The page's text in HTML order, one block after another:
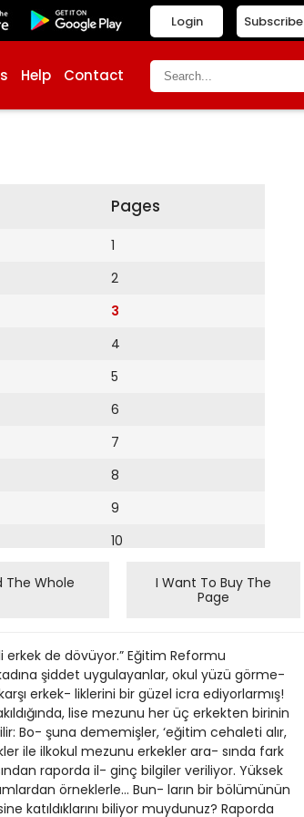
Subscribe
Login
Help Contact
Pages
1
2
3
4
5
6
7
8
9
10
14
16
17
18
The Whole
I Want To Buy The
Page
erkek de dövüyor.” Eğitim Reformu
şiddet uygulayanlar, okul yüzü görme-
erkek- liklerini bir güzel icra ediyorlarmış!
lise mezunu her üç erkekten birinin
Bo- şuna dememişler, ‘eğitim cehaleti alır,
ile ilkokul mezunu erkekler ara- sında fark
raporda il- ginç bilgiler veriliyor. Yüksek
örneklerle… Bun- ların bir bölümünün
katıldıklarını biliyor muydunuz? Raporda